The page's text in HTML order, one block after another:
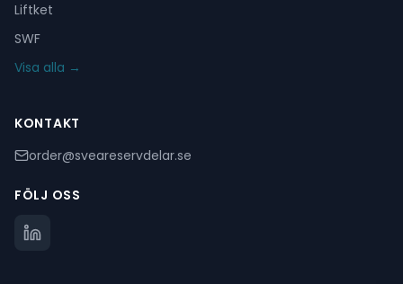
Liftket
SWF
Visa alla →
KONTAKT
order@sveareservdelar.se
FÖLJ OSS